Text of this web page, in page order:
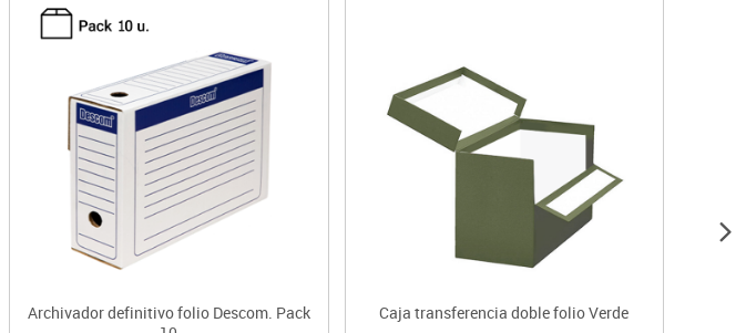
Archivador definitivo folio Descom. Pack
Caja transferencia doble folio Verde